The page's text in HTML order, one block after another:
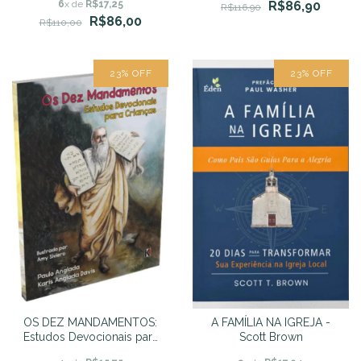
6x de R$17,25
R$110,00
R$86,00
R$116,90 R$86,90
23% OFF
OS DEZ MANDAMENTOS:
Estudos Devocionais para
23% OFF
A FAMÍLIA NA IGREJA -
Scott Brown